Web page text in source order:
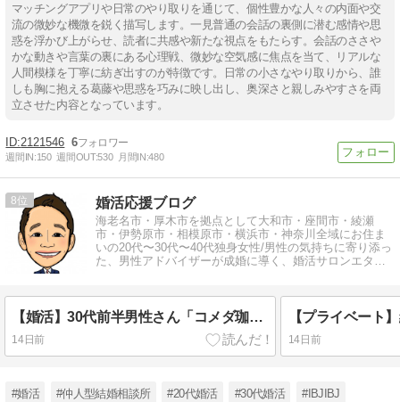
マッチングアプリや日常のやり取りを通じて、個性豊かな人々の内面や交
流の微妙な機微を鋭く描写します。一見普通の会話の裏側に潜む感情や思
惑を浮かび上がらせ、読者に共感や新たな視点をもたらす。会話のささや
かな動きや言葉の裏にある心理戦、微妙な空気感に焦点を当て、リアルな
人間模様を丁寧に紡ぎ出すのが特徴です。日常の小さなやり取りから、誰
しも胸に抱える葛藤や思惑を巧みに映し出し、奥深さと親しみやすさを両
立させた内容となっています。
2121546 6
週間IN:150 週間OUT:530 月間IN:480
8 婚活応援ブログ
海老名市・厚木市を拠点として大和市・座間市・綾瀬
市・伊勢原市・相模原市・横浜市・神奈川全域にお住ま
いの20代〜30代〜40代独身女性/男性の気持ちに寄り添っ
た、男性アドバイザーが成婚に導く、婚活サロンエター
【婚活】30代前半男性さん「コメダ珈琲海老名大谷店」にて無料相談
14日前 14日前
#婚活 #仲人型結婚相談所 #20代婚活 #30代婚活 #IBJIBJ